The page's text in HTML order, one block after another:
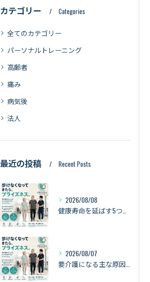
カテゴリー Categories
全てのカテゴリー
パーソナルトレーニング
高齢者
痛み
病気後
法人
最近の投稿 Recent Posts
2026/08/08
2026/08/07